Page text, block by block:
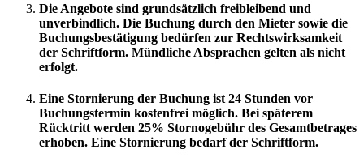
Die Angebote sind grundsätzlich freibleibend und
unverbindlich. Die Buchung durch den Mieter sowie die
Buchungsbestätigung bedürfen zur Rechtswirksamkeit
der Schriftform. Mündliche Absprachen gelten als nicht
erfolgt.
Eine Stornierung der Buchung ist 24 Stunden vor
Buchungstermin kostenfrei möglich. Bei späterem
Rücktritt werden 25% Stornogebühr des Gesamtbetrages
erhoben. Eine Stornierung bedarf der Schriftform.